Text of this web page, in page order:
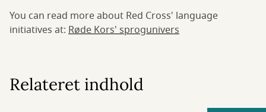
You can read more about Red Cross' language
initiatives at: Røde Kors' sprogunivers
Relateret indhold